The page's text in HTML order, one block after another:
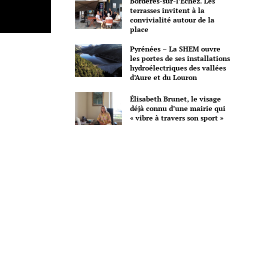
terrasses invitent à la
convivialité autour de la
place
Pyrénées – La SHEM ouvre
les portes de ses installations
hydroélectriques des vallées
d’Aure et du Louron
Élisabeth Brunet, le visage
déjà connu d’une mairie qui
« vibre à travers son sport »